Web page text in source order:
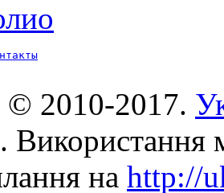
2010-2017.
Використання
на http://